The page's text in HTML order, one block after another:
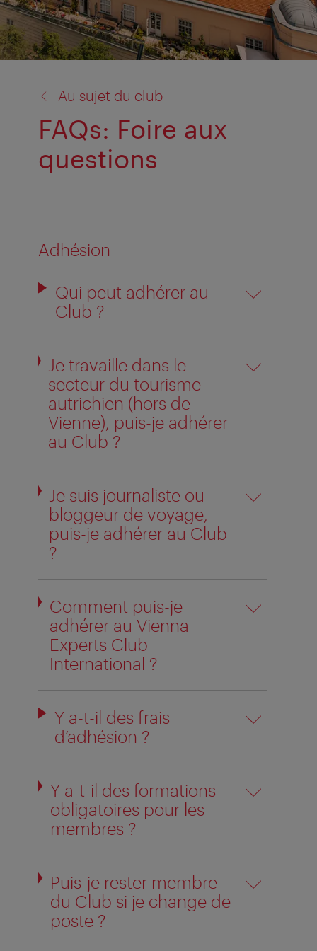
Au sujet du club
FAQs: Foire aux
questions
Adhésion
Qui peut adhérer au
Club ?
Je travaille dans le
secteur du tourisme
autrichien (hors de
Vienne), puis-je adhérer
au Club ?
Je suis journaliste ou
bloggeur de voyage,
puis-je adhérer au Club
?
Comment puis-je
adhérer au Vienna
Experts Club
International ?
Y a-t-il des frais
d’adhésion ?
Y a-t-il des formations
obligatoires pour les
membres ?
Puis-je rester membre
du Club si je change de
poste ?